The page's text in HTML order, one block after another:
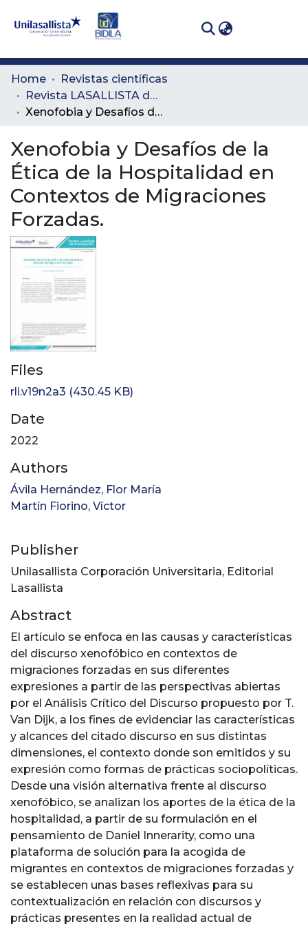
Communities
& Collections
Statistics
Home
Revistas científicas
Revista LASALLISTA de Investigación
Xenofobia y Desafíos de la Ética de la Hospitalidad en Contextos de Migraciones Forzadas.
Xenofobia y Desafíos de la
Ética de la Hospitalidad en
Contextos de Migraciones
Forzadas.
Files
rli.v19n2a3 (430.45 KB)
Date
2022
Authors
Ávila Hernández, Flor María
Martín Fiorino, Víctor
Publisher
Unilasallista Corporación Universitaria, Editorial
Lasallista
Abstract
El artículo se enfoca en las causas y características
del discurso xenofóbico en contextos de
migraciones forzadas en sus diferentes
expresiones a partir de las perspectivas abiertas
por el Análisis Crítico del Discurso propuesto por T.
Van Dijk, a los fines de evidenciar las características
y alcances del citado discurso en sus distintas
dimensiones, el contexto donde son emitidos y su
expresión como formas de prácticas sociopolíticas.
Desde una visión alternativa frente al discurso
xenofóbico, se analizan los aportes de la ética de la
hospitalidad, a partir de su formulación en el
pensamiento de Daniel Innerarity, como una
plataforma de solución para la acogida de
migrantes en contextos de migraciones forzadas y
se establecen unas bases reflexivas para su
contextualización en relación con discursos y
prácticas presentes en la realidad actual de